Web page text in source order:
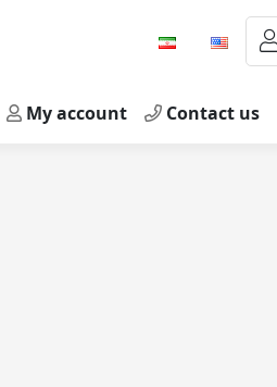
My account Contact us